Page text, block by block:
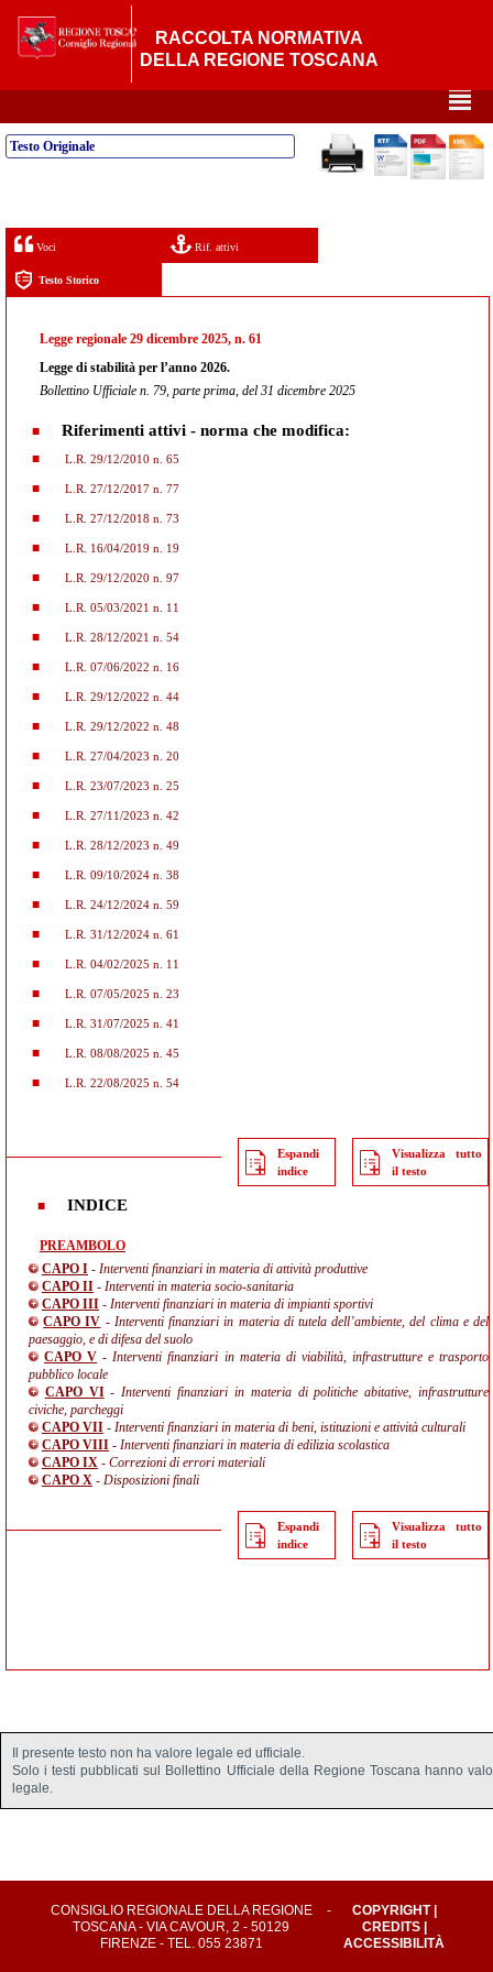
RACCOLTA NORMATIVA
DELLA REGIONE TOSCANA
²
Testo Originale
Voci Rif. attivi
Testo Storico
Legge regionale 29 dicembre 2025, n. 61
Legge di stabilità per l’anno 2026.
Bollettino Ufficiale n. 79, parte prima, del 31 dicembre 2025
Riferimenti attivi - norma che modifica:
L.R. 29/12/2010 n. 65
L.R. 27/12/2017 n. 77
L.R. 27/12/2018 n. 73
L.R. 16/04/2019 n. 19
L.R. 29/12/2020 n. 97
L.R. 05/03/2021 n. 11
L.R. 28/12/2021 n. 54
L.R. 07/06/2022 n. 16
L.R. 29/12/2022 n. 44
L.R. 29/12/2022 n. 48
L.R. 27/04/2023 n. 20
L.R. 23/07/2023 n. 25
L.R. 27/11/2023 n. 42
L.R. 28/12/2023 n. 49
L.R. 09/10/2024 n. 38
L.R. 24/12/2024 n. 59
L.R. 31/12/2024 n. 61
L.R. 04/02/2025 n. 11
L.R. 07/05/2025 n. 23
L.R. 31/07/2025 n. 41
L.R. 08/08/2025 n. 45
L.R. 22/08/2025 n. 54
Espandi
indice
Visualizza tutto
il testo
INDICE
PREAMBOLO
CAPO I - Interventi finanziari in materia di attività produttive
CAPO II - Interventi in materia socio-sanitaria
CAPO III - Interventi finanziari in materia di impianti sportivi
CAPO IV - Interventi finanziari in materia di tutela dell’ambiente, del clima e del
paesaggio, e di difesa del suolo
CAPO V - Interventi finanziari in materia di viabilità, infrastrutture e trasporto
pubblico locale
CAPO VI- Interventi finanziari in materia di politiche abitative, infrastrutture
civiche, parcheggi
CAPO VII - Interventi finanziari in materia di beni, istituzioni e attività culturali
CAPO VIII - Interventi finanziari in materia di edilizia scolastica
CAPO IX - Correzioni di errori materiali
CAPO X - Disposizioni finali
Espandi
indice
Visualizza tutto
il testo
Il presente testo non ha valore legale ed ufficiale.
Solo i testi pubblicati sul Bollettino Ufficiale della Regione Toscana hanno
legale.
CONSIGLIO REGIONALE DELLA REGIONE
TOSCANA - VIA CAVOUR, 2 - 50129
FIRENZE - TEL. 055 23871
- COPYRIGHT|
CREDITS|
ACCESSIBILITÀ